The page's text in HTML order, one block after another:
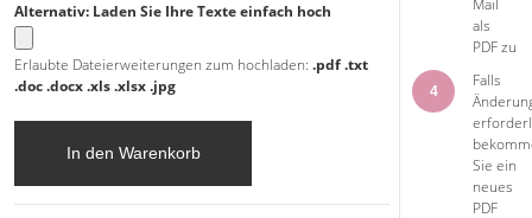
Mail
als
PDF zu
4
Falls
Sie ein
neues
PDF
Alternativ: Laden Sie Ihre Texte einfach hoch
Erlaubte Dateierweiterungen zum hochladen:.pdf .txt
.doc .docx .xls .xlsx .jpg
In den Warenkorb